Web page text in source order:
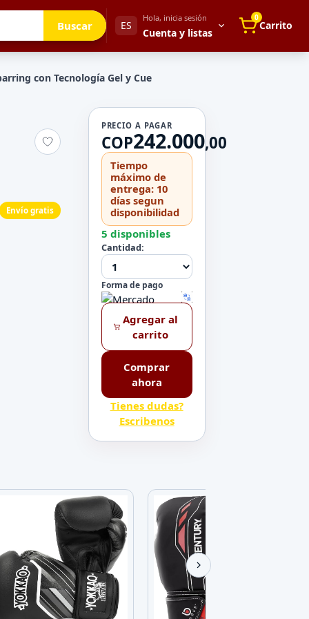
Buscar ES
Hola, inicia sesión
Cuenta y listas
después
Mis direcciones
Mis pedidos
Métodos de pago
Mi perfil
Configuración
0
Carrito
con Tecnología Gel y Cue
Envío gratis
PRECIO A PAGAR
COP242.000,00
Tiempo
máximo de
entrega: 10
días segun
disponibilidad
5 disponibles
Cantidad:
Forma de pago
Agregar al
carrito
Comprar
ahora
Tienes dudas?
Escribenos